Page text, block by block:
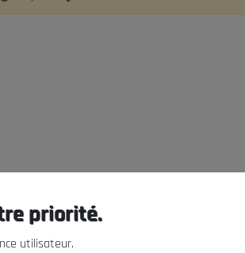
priorité.
utilisateur.